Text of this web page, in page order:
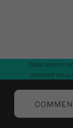
Nous aimons
comment nous